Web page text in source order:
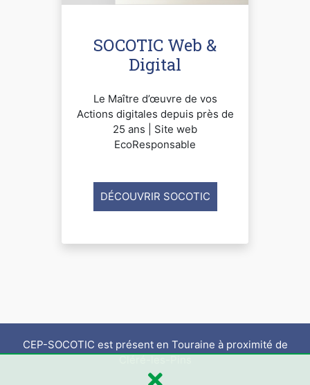
SOCOTIC Web &
Digital
Le Maître d’œuvre de vos
Actions digitales depuis près de
25 ans | Site web
EcoResponsable
DÉCOUVRIR SOCOTIC
CEP-SOCOTIC est présent en Touraine à proximité de